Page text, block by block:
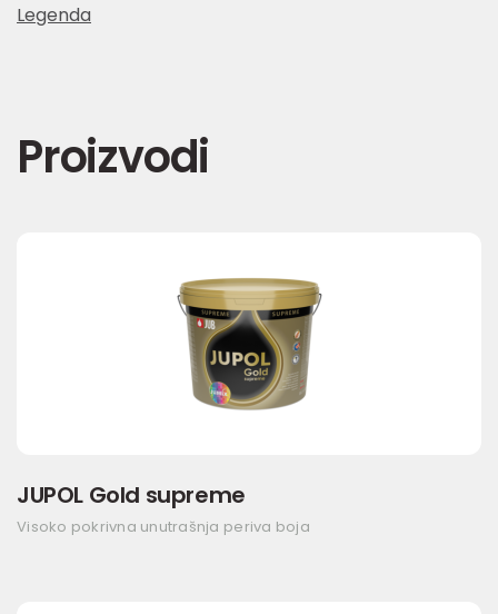
Legenda
Proizvodi
JUPOL Gold supreme
Visoko pokrivna unutrašnja periva boja